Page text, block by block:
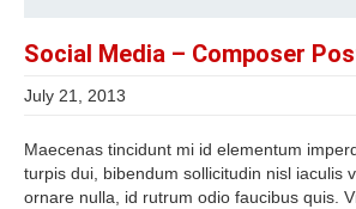
Social Media – Composer
July 21, 2013
Maecenas tincidunt mi id elementum
turpis dui, bibendum sollicitudin nisl iaculis
ornare nulla, id rutrum odio faucibus quis.